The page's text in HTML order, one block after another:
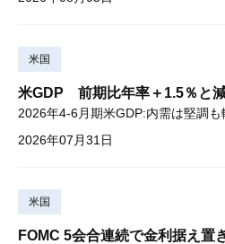
米国
米GDP 前期比年率＋1.5％と
2026年4-6月期米GDP:内需は堅調も
2026年07月31日
米国
FOMC 5会合連続で金利据え置